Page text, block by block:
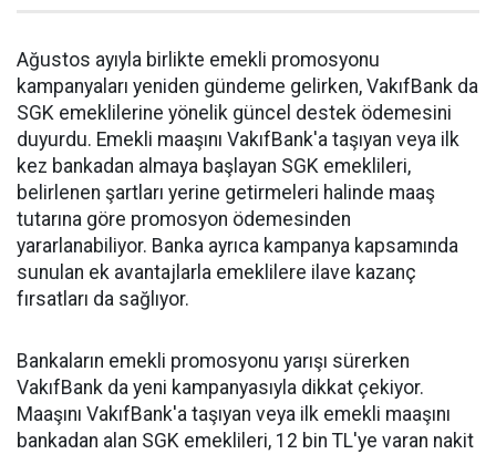
Ağustos ayıyla birlikte emekli promosyonu
kampanyaları yeniden gündeme gelirken, VakıfBank da
SGK emeklilerine yönelik güncel destek ödemesini
duyurdu. Emekli maaşını VakıfBank'a taşıyan veya ilk
kez bankadan almaya başlayan SGK emeklileri,
belirlenen şartları yerine getirmeleri halinde maaş
tutarına göre promosyon ödemesinden
yararlanabiliyor. Banka ayrıca kampanya kapsamında
sunulan ek avantajlarla emeklilere ilave kazanç
fırsatları da sağlıyor.
Bankaların emekli promosyonu yarışı sürerken
VakıfBank da yeni kampanyasıyla dikkat çekiyor.
Maaşını VakıfBank'a taşıyan veya ilk emekli maaşını
bankadan alan SGK emeklileri, 12 bin TL'ye varan nakit